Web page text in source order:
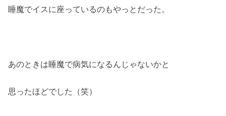
睡魔でイスに座っているのもやっとだった。
あのときは睡魔で病気になるんじゃないかと
思ったほどでした（笑）